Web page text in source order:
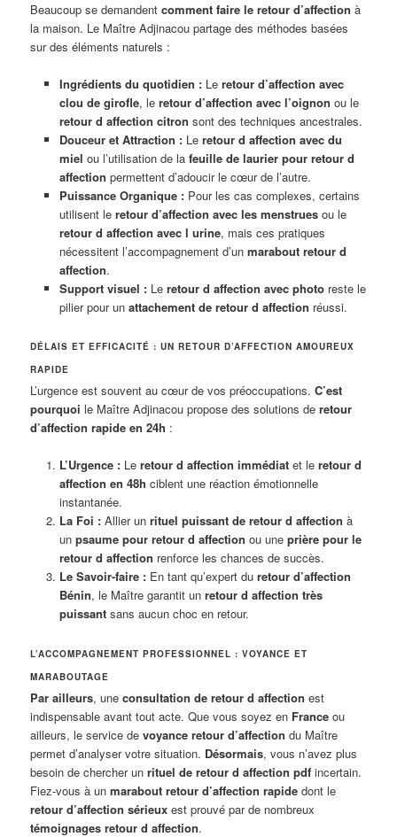
Beaucoup se demandentcomment faire le retour d’affection à
la maison. Le Maître Adjinacou partage des méthodes basées
sur des éléments naturels :
Ingrédients du quotidien :Le retour d’affection avec
clou de girofle, le retour d’affection avec l’oignon ou le
retour d affection citron sont des techniques ancestrales.
Douceur et Attraction :Le retour d affection avec du
miel ou l’utilisation de la feuille de laurier pour retour d
affection permettent d’adoucir le cœur de l’autre.
Puissance Organique :Pour les cas complexes, certains
utilisent le retour d’affection avec les menstruesou le
retour d affection avec l urine, mais ces pratiques
nécessitent l’accompagnement d’un marabout retour d
affection.
Support visuel :Le retour d affection avec photoreste le
pilier pour un attachement de retour d affection réussi.
DÉLAIS ET EFFICACITÉ : UN RETOUR D’AFFECTION AMOUREUX
RAPIDE
L’urgence est souvent au cœur de vos préoccupations.C’est
pourquoi le Maître Adjinacou propose des solutions deretour
d’affection rapide en 24h :
L’Urgence :Le retour d affection immédiatet le retour d
affection en 48h ciblent une réaction émotionnelle
instantanée.
La Foi :Allier un rituel puissant de retour d affection à
un psaume pour retour d affection ou une prière pour le
retour d affection renforce les chances de succès.
Le Savoir-faire :En tant qu’expert du retour d’affection
Bénin, le Maître garantit un retour d affection très
puissantsans aucun choc en retour.
L’ACCOMPAGNEMENT PROFESSIONNEL : VOYANCE ET
MARABOUTAGE
Par ailleurs, uneconsultation de retour d affection est
indispensable avant tout acte. Que vous soyez en France ou
ailleurs, le service devoyance retour d’affection du Maître
permet d’analyser votre situation. Désormais, vous n’avez plus
besoin de chercher unrituel de retour d affection pdf incertain.
Fiez-vous à unmarabout retour d’affection rapide dont le
retour d’affection sérieux est prouvé par de nombreux
témoignages retour d affection.